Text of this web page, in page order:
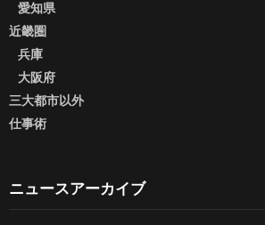
愛知県
近畿圏
兵庫
大阪府
三大都市以外
仕事術
ニュースアーカイブ